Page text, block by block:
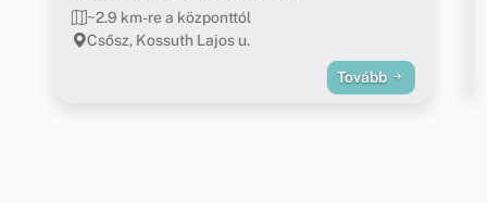
~2.9 km-re a központtól
Csősz, Kossuth Lajos u.
Tovább